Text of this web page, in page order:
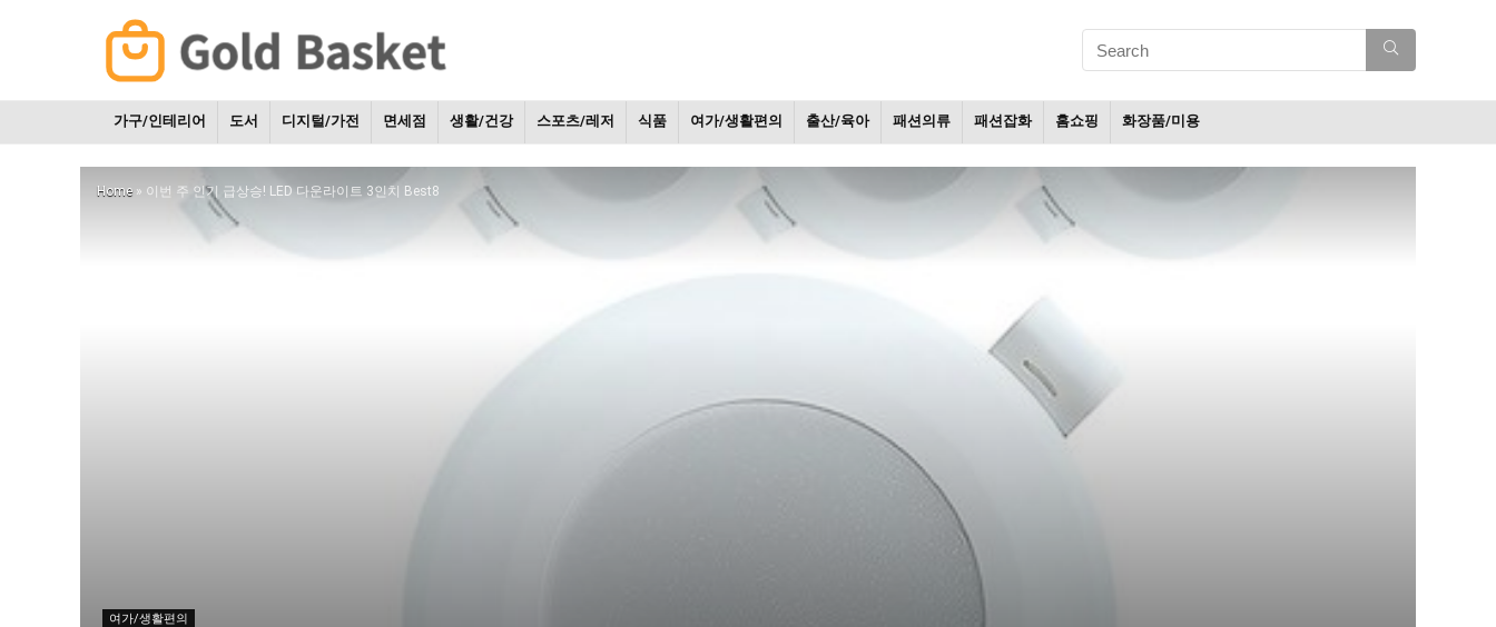
가구/인테리어 도서 디지털/가전 면세점 생활/건강 스포츠/레저 식품 여가/생활편의 출산/육아 패션의류 패션잡화 홈쇼핑 화장품/미용
Home » 이번 주 인기 급상승! LED 다운라이트 3인치 Best8
여가/생활편의